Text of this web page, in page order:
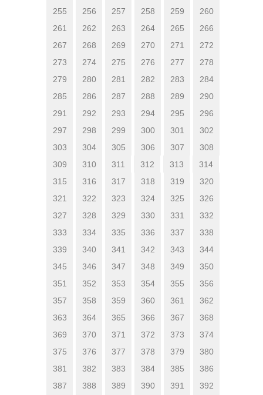
255
256 257 258 259
260
261
262 263 264 265
266
267
268 269 270 271
272
273
274 275 276 277
278
279
280 281 282 283
284
285
286 287 288 289
290
291
292 293 294 295
296
297
298 299 300 301
302
303
304 305 306 307
308
309
310 311 312 313
314
315
316 317 318 319
320
321
322 323 324 325
326
327
328 329 330 331
332
333
334 335 336 337
338
339
340 341 342 343
344
345
346 347 348 349
350
351
352 353 354 355
356
357
358 359 360 361
362
363
364 365 366 367
368
369
370 371 372 373
374
375
376 377 378 379
380
381
382 383 384 385
386
387
388 389 390 391 392